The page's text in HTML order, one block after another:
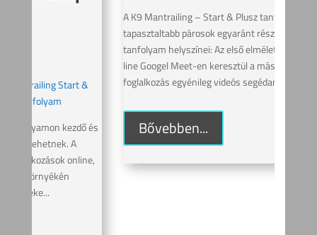
A K9 Mantrailing – Start & Plusz tanfolyamon kezdő és
tapasztaltabb párosok egyaránt részt vehetnek. A
tanfolyam helyszínei: Az első elméleti foglalkozás on-
line Googel Meet-en keresztül a második elméleti
foglalkozás egyénileg videós segédanyaggal...
Bővebben...